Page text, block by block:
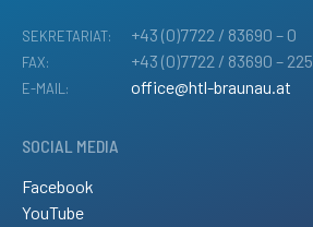
SEKRETARIAT: +43 (0)7722 / 83690 – 0
FAX: +43 (0)7722 / 83690 – 225
E-MAIL: office@htl-braunau.at
SOCIAL MEDIA
Facebook
YouTube